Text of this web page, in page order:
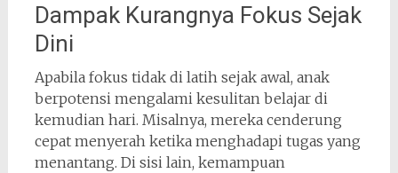
Dampak Kurangnya Fokus Sejak
Dini
Apabila fokus tidak di latih sejak awal, anak
berpotensi mengalami kesulitan belajar di
kemudian hari. Misalnya, mereka cenderung
cepat menyerah ketika menghadapi tugas yang
menantang. Di sisi lain, kemampuan